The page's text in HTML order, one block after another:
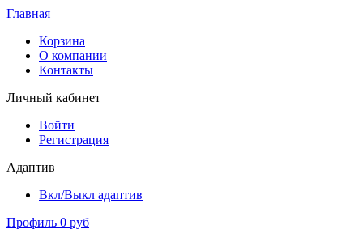
Главная
Корзина
О компании
Контакты
Личный кабинет
Войти
Регистрация
Адаптив
Вкл/Выкл адаптив
Профиль 0 руб